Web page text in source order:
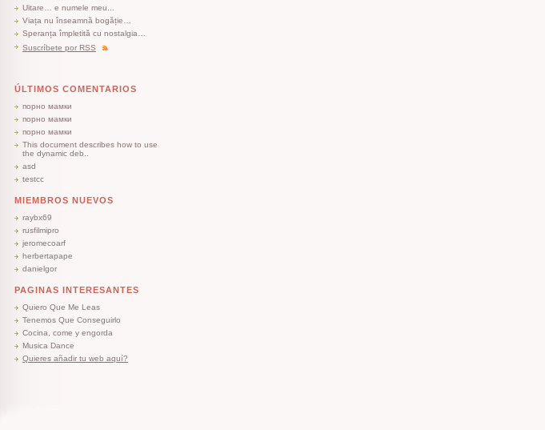
Uitare… e numele meu...
Viața nu înseamnă bogăție…
Speranța împletită cu nostalgia…
Suscríbete por RSS
ÚLTIMOS COMENTARIOS
порно мамки
порно мамки
порно мамки
This document describes how to use
the dynamic deb..
asd
testcc
MIEMBROS NUEVOS
raybx69
rusfilmipro
jeromecoarf
herbertapape
danielgor
PAGINAS INTERESANTES
Quiero Que Me Leas
Tenemos Que Conseguirlo
Cocina, come y engorda
Musica Dance
Quieres añadir tu web aquí?